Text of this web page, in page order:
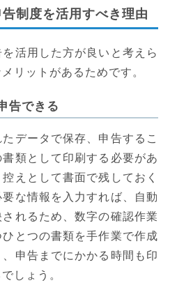
制度を活用すべき理由
活用した方が良いと考えら
リットがあるためです。
告できる
データで保存、申告するこ
類として印刷する必要があ
えとして書面で残しておく
な情報を入力すれば、自動
れるため、数字の確認作業
とつの書類を手作業で作成
申告までにかかる時間も印
しょう。